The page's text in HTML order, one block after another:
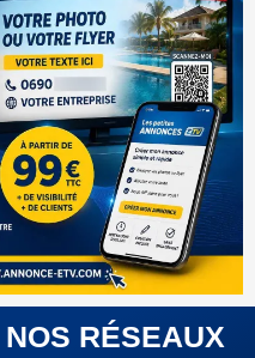
RÉSEAUX